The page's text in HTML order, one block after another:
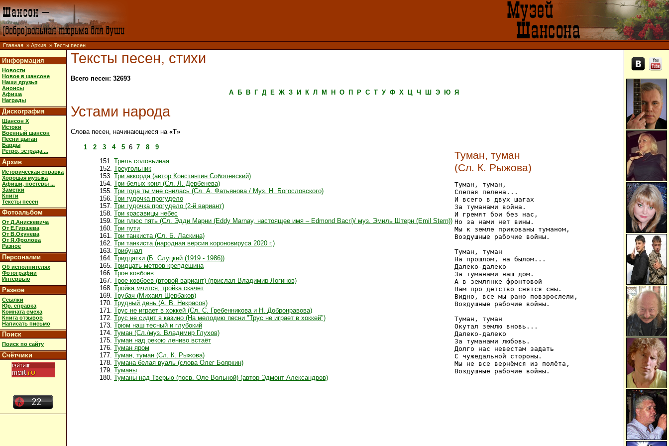
Главная » Архив » Тесты песен
Информация
Новости
Новое в шансоне
Наши друзья
Анонсы
Афиша
Награды
Дискография
Шансон X
Истоки
Военный шансон
Песни цыган
Барды
Ретро, эстрада ...
Архив
Историческая справка
Хорошая музыка
Афиши, постеры ...
Заметки
Книги
Тексты песен
Фотоальбом
От Д.Анискевича
От Е.Гиршева
От В.Окунева
От Я.Фролова
Разное
Персоналии
Об исполнителях
Фотографии
Интервью
Разное
Ссылки
Юр. справка
Комната смеха
Книга отзывов
Написать письмо
Поиск
Поиск по сайту
Счётчики
Тексты песен, стихи
Всего песен: 32693
А
Б В Г Д Е Ж З И К Л М Н О П Р С Т У Ф Х Ц Ч Ш Э Ю Я
Устами народа
Слова песен, начинающиеся на «Т»
1 2 3 4 5 6 7 8
9
Трель соловьиная
Треугольник
Три аккорда (автор Константин Соболевский)
Три белых коня (Сл. Л. Дербенева)
Три года ты мне снилась (Сл. А. Фатьянова / Муз. Н. Богословского)
Три гудочка прогудело
Три гудочка прогудело (2-й вариант)
Три красавицы небес
Три плюс пять (Сл. Эдди Марни (Eddy Marnay, настоящее имя – Edmond Bacri)/ муз. Эмиль Штерн (Emil Stern))
Три пути
Три танкиста (Сл. Б. Ласкина)
Три танкиста (народная версия короновируса 2020 г.)
Трибунал
Тридцатки (Б. Слуцкий (1919 - 1986))
Тридцать метров крепдешина
Трое ковбоев
Трое ковбоев (второй вариант) (прислал Владимир Логинов)
Тройка мчится, тройка скачет
Трубач (Михаил Щербаков)
Трудный день (А. В. Некрасов)
Трус не играет в хоккей (Сл. С. Гребенникова и Н. Добронравова)
Трус не сидит в казино (На мелодию песни "Трус не играет в хоккей")
Трюм наш тесный и глубокий
Туман (Сл./муз. Владимир Глухов)
Туман над рекою лениво встаёт
Туман яром
Туман, туман (Сл. К. Рыжова)
Тумана белая вуаль (слова Олег Бояркин)
Туманы
Туманы над Тверью (посв. Оле Вольной) (автор Эдмонт Александров)
Туман, туман
(Сл. К. Рыжова)
Туман, туман,
Слепая пелена...
И всего в двух шагах
За туманами война.
И гремят бои без нас,
Но за нами нет вины.
Мы к земле прикованы туманом,
Воздушные рабочие войны.
Туман, туман
На прошлом, на былом...
Далеко-далеко
За туманами наш дом.
А в землянке фронтовой
Нам про детство снятся сны.
Видно, все мы рано повзрослели,
Воздушные рабочие войны.
Туман, туман
Окутал землю вновь...
Далеко-далеко
За туманами любовь.
Долго нас невестам задать
С чужедальной стороны.
Мы не все вернёмся из полёта,